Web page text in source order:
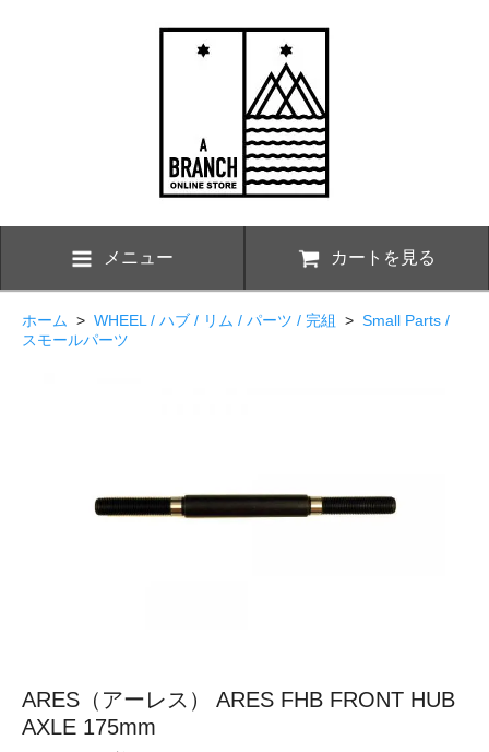
メニュー カートを見る
ホーム > WHEEL / ハブ / リム / パーツ / 完組 > Small Parts /
スモールパーツ
ARES（アーレス） ARES FHB FRONT HUB
AXLE 175mm